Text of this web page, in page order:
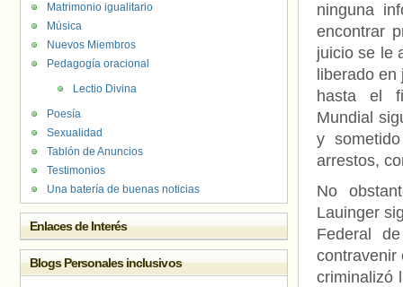
ninguna
encontrar
juicio se le
liberado
hasta el
Mundial
y
arrestos,
No
Lauinger
Federal
contravenir
criminalizó
Matrimonio igualitario
Música
Nuevos Miembros
Pedagogía oracional
Lectio Divina
Poesía
Sexualidad
Tablón de Anuncios
Testimonios
Una batería de buenas noticias
Enlaces de Interés
Blogs Personales inclusivos